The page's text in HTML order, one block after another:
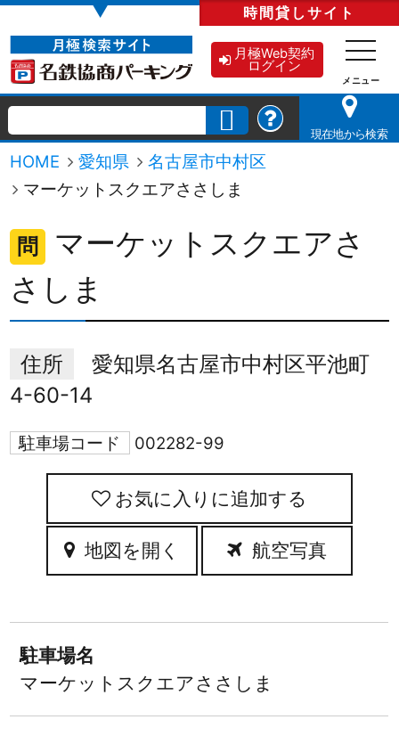
▼ 時間貸しサイト
月極Web契約
ログイン
現在地から検索
HOME 愛知県
名古屋市中村区
マーケットスクエアささしま
問
マーケットスクエアさ
さしま
住所
愛知県名古屋市中村区平池町
4-60-14
駐車場コード 002282-99
お気に入りに追加
地図を開く 航空写真
駐車場名
マーケットスクエアささしま